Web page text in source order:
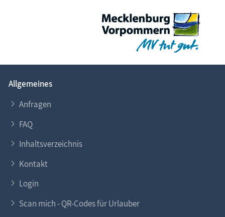
Allgemeines
Anfragen
FAQ
Inhaltsverzeichnis
Kontakt
Login
Scan mich - QR-Codes für Urlauber